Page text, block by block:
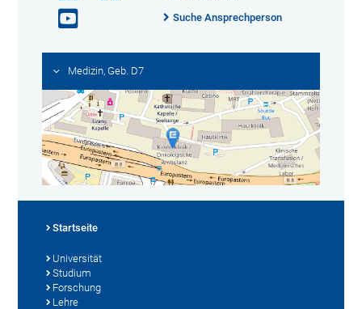
Suche Ansprechperson
Medizin, Geb. D7
Startseite
Universität
Studium
Forschung
Lehre